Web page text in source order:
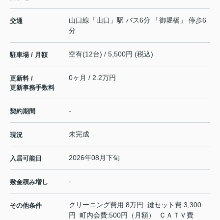
交通 山口線 「山口 」駅 バス6分 「御堀橋」 停歩6
分
駐車場 / 月額 空有(12台) / 5,500円 (税込)
更新料 /
更新事務手数料
0ヶ月 / 2.2万円
契約期間 -
現況 未完成
入居可能日 2026年08月下旬
敷金積み増し -
その他条件
クリーニング費用:8万円 鍵セット費:3,300
円 町内会費:500円（月額） ＣＡＴＶ費